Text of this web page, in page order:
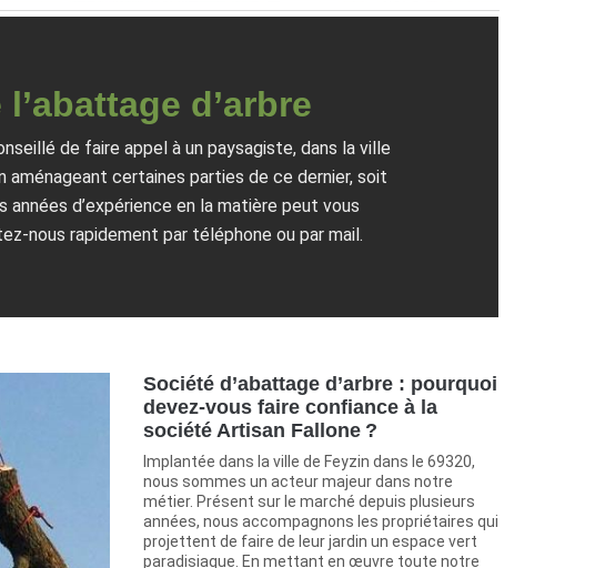
d’arbre
de faire appel à un paysagiste, dans la ville
aménageant certaines parties de ce dernier, soit
d’expérience en la matière peut vous
nous rapidement par téléphone ou par mail.
Société d’abattage d’arbre : pourquoi
devez-vous faire confiance à la
société Artisan Fallone ?
Implantée dans la ville de Feyzin dans le 69320,
nous sommes un acteur majeur dans notre
métier. Présent sur le marché depuis plusieurs
années, nous accompagnons les propriétaires qui
projettent de faire de leur jardin un espace vert
paradisiaque. En mettant en œuvre toute notre